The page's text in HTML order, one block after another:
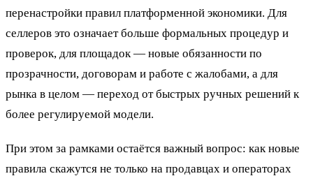
перенастройки правил платформенной экономики. Для
селлеров это означает больше формальных процедур и
проверок, для площадок — новые обязанности по
прозрачности, договорам и работе с жалобами, а для
рынка в целом — переход от быстрых ручных решений к
более регулируемой модели.
При этом за рамками остаётся важный вопрос: как новые
правила скажутся не только на продавцах и операторах